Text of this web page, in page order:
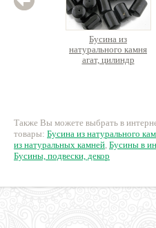
Бусина из
натурального камня
агат, цилиндр
Также Вы можете выбрать в
товары: Бусина из натурального
из натуральных камней, Бусины в
Бусины, подвески, декор